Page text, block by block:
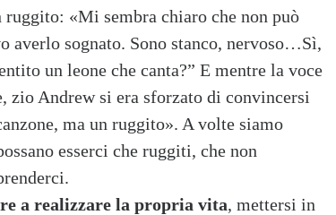
«Mi sembra chiaro che non può
averlo sognato. Sono stanco, nervoso…Sì,
un leone che canta?” E mentre la voce
zio Andrew si era sforzato di convincersi
ma un ruggito». A volte siamo
esserci che ruggiti, che non
a realizzare la propria vita, mettersi in